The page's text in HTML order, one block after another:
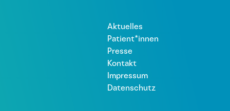
Aktuelles
Patient*innen
Presse
Kontakt
Impressum
Datenschutz